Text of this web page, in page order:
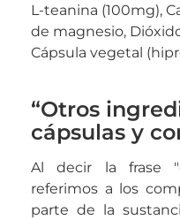
L-teanina (100mg),
de magnesio,
Cápsula vegetal
“Otros
cápsulas y
Al decir la frase
referimos a los
parte de la